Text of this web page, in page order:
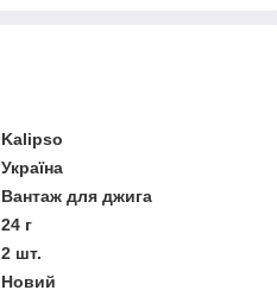
Kalipso
Україна
Вантаж для джига
24 г
2 шт.
Новий